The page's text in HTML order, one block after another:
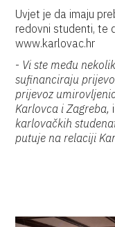
Uvjet je da imaju
redovni studenti, te
www.karlovac.hr
- Vi ste među
sufinanciraju
prijevoz
Karlovca i Zagreba,
karlovačkih
putuje na relaciji